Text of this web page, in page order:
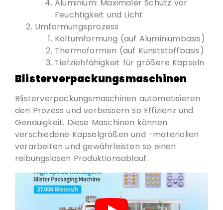
Aluminium: Maximaler Schutz vor
Feuchtigkeit und Licht
Umformungsprozess
Kaltumformung (auf Aluminiumbasis)
Thermoformen (auf Kunststoffbasis)
Tiefziehfähigkeit für größere Kapseln
Blisterverpackungsmaschinen
Blisterverpackungsmaschinen automatisieren
den Prozess und verbessern so Effizienz und
Genauigkeit. Diese Maschinen können
verschiedene Kapselgrößen und -materialien
verarbeiten und gewährleisten so einen
reibungslosen Produktionsablauf.